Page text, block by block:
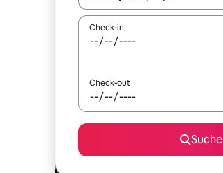
Check-in
Check-out
Suche